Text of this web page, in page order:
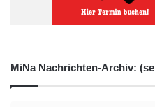
MiNa Nachrichten-Archiv: